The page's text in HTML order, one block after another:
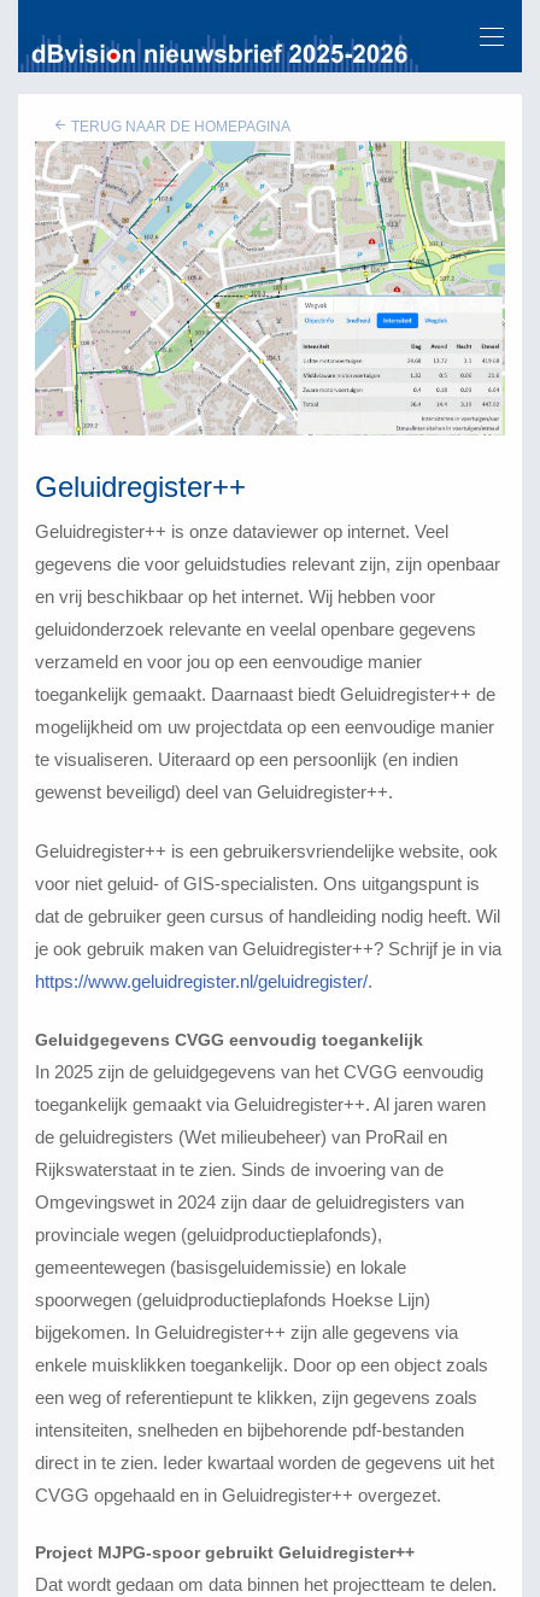
TERUG NAAR DE HOMEPAGINA
Geluidregister++
Geluidregister++ is onze dataviewer op internet. Veel
gegevens die voor geluidstudies relevant zijn, zijn openbaar
en vrij beschikbaar op het internet. Wij hebben voor
geluidonderzoek relevante en veelal openbare gegevens
verzameld en voor jou op een eenvoudige manier
toegankelijk gemaakt. Daarnaast biedt Geluidregister++ de
mogelijkheid om uw projectdata op een eenvoudige manier
te visualiseren. Uiteraard op een persoonlijk (en indien
gewenst beveiligd) deel van Geluidregister++.
Geluidregister++ is een gebruikersvriendelijke website, ook
voor niet geluid- of GIS-specialisten. Ons uitgangspunt is
dat de gebruiker geen cursus of handleiding nodig heeft. Wil
je ook gebruik maken van Geluidregister++? Schrijf je in via
https://www.geluidregister.nl/geluidregister/.
Geluidgegevens CVGG eenvoudig toegankelijk
In 2025 zijn de geluidgegevens van het CVGG eenvoudig
toegankelijk gemaakt via Geluidregister++. Al jaren waren
de geluidregisters (Wet milieubeheer) van ProRail en
Rijkswaterstaat in te zien. Sinds de invoering van de
Omgevingswet in 2024 zijn daar de geluidregisters van
provinciale wegen (geluidproductieplafonds),
gemeentewegen (basisgeluidemissie) en lokale
spoorwegen (geluidproductieplafonds Hoekse Lijn)
bijgekomen. In Geluidregister++ zijn alle gegevens via
enkele muisklikken toegankelijk. Door op een object zoals
een weg of referentiepunt te klikken, zijn gegevens zoals
intensiteiten, snelheden en bijbehorende pdf-bestanden
direct in te zien. Ieder kwartaal worden de gegevens uit het
CVGG opgehaald en in Geluidregister++ overgezet.
Project MJPG-spoor gebruikt Geluidregister++
Dat wordt gedaan om data binnen het projectteam te delen.